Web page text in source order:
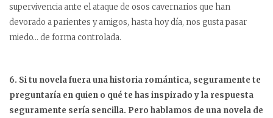
supervivencia ante el ataque de osos cavernarios que han
devorado a parientes y amigos, hasta hoy día, nos gusta pasar
miedo… de forma controlada.
6. Si tu novela fuera una historia romántica, seguramente te
preguntaría en quien o qué te has inspirado y la respuesta
seguramente sería sencilla. Pero hablamos de una novela de